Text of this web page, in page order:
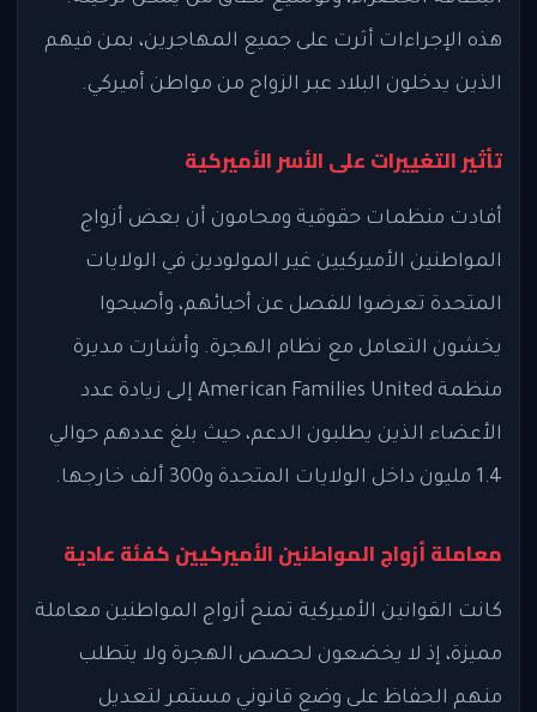
هذه الإجراءات أثرت على جميع المهاجرين، بمن فيهم
الذين يدخلون البلاد عبر الزواج من مواطن أميركي.
تأثير التغييرات على الأسر الأميركية
أفادت منظمات حقوقية ومحامون أن بعض أزواج
المواطنين الأميركيين غير المولودين في الولايات
المتحدة تعرضوا للفصل عن أحبائهم، وأصبحوا
يخشون التعامل مع نظام الهجرة. وأشارت مديرة
منظمة American Families United إلى زيادة عدد
الأعضاء الذين يطلبون الدعم، حيث بلغ عددهم حوالي
1.4 مليون داخل الولايات المتحدة و300 ألف خارجها.
معاملة أزواج المواطنين الأميركيين كفئة عادية
كانت القوانين الأميركية تمنح أزواج المواطنين معاملة
مميزة، إذ لا يخضعون لحصص الهجرة ولا يتطلب
منهم الحفاظ على وضع قانوني مستمر لتعديل